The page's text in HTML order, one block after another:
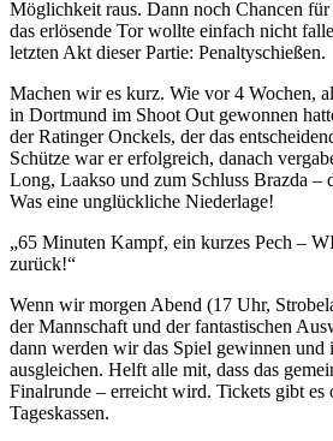
Möglichkeit raus. Dann noch Chancen
das erlösende Tor wollte einfach nicht
letzten Akt dieser Partie: Penaltyschießen.
Machen wir es kurz. Wie vor 4 Wochen,
in Dortmund im Shoot Out gewonnen
der Ratinger Onckels, der das
Schütze war er erfolgreich, danach
Long, Laakso und zum Schluss Brazda –
Was eine unglückliche Niederlage!
„65 Minuten Kampf, ein kurzes Pech –
zurück!“
Wenn wir morgen Abend (17 Uhr,
der Mannschaft und der fantastischen
dann werden wir das Spiel gewinnen und
ausgleichen. Helft alle mit, dass das
Finalrunde – erreicht wird. Tickets gibt es
Tageskassen.